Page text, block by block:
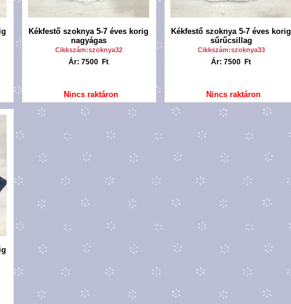
Kékfestő szoknya 5-7 éves korig
nagyágas
Cikkszám:szoknya32
Ár: 7500 Ft
Nincs raktáron
Kékfestő szoknya 5-7 éves korig
sűrűcsillag
Cikkszám:szoknya33
Ár: 7500 Ft
Nincs raktáron